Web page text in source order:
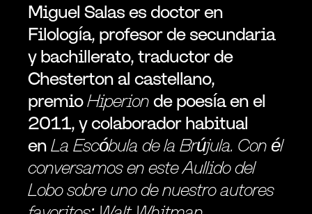
Miguel Salas es doctor en
Filología, profesor de secundaria
y bachillerato, traductor de
Chesterton al castellano,
premio Hiperion de poesía en el
2011, y colaborador habitual
en La Escóbula de la Brújula. Con él
conversamos en este Aullido del
Lobo sobre uno de nuestro autores